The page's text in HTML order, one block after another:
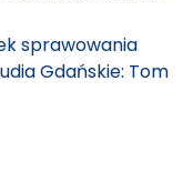
sprawowania
Gdańskie: Tom